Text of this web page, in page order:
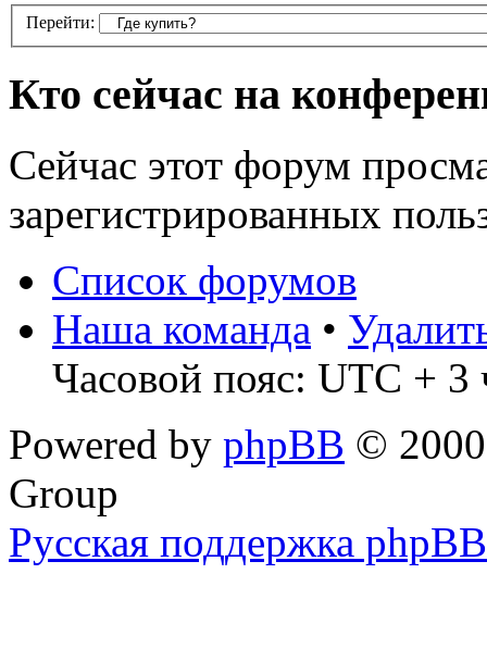
Перейти:
Кто сейчас на
Сейчас этот форум
зарегистрированных
Список форумов
Наша команда •
Часовой пояс: UTC + 3
Powered by phpBB ©
Group
Русская поддержка phpBB